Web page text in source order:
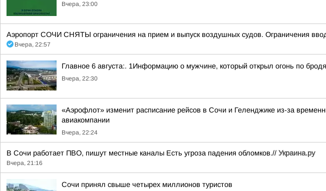
Вчера, 23:00
Аэропорт СОЧИ СНЯТЫ ограничения на прием и выпуск воздушных судов. Ограничения
Вчера, 22:57
Главное 6 августа:. 1Информацию о мужчине, который открыл огонь по
Вчера, 22:30
«Аэрофлот» изменит расписание рейсов в Сочи и Геленджике из-за
авиакомпании
Вчера, 22:24
В Сочи работает ПВО, пишут местные каналы Есть угроза падения обломков.// Украина.ру
Вчера, 21:16
Сочи принял свыше четырех миллионов туристов